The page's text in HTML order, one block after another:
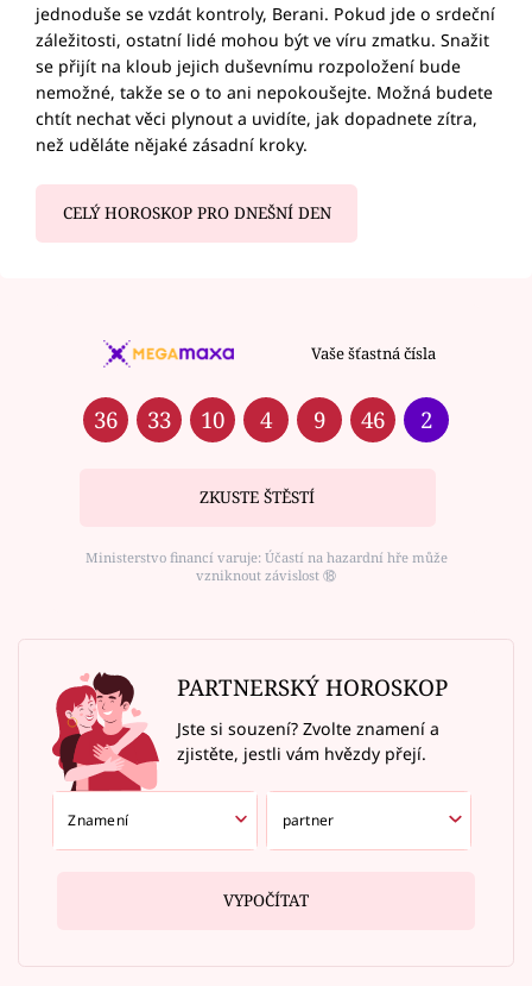
jednoduše se vzdát kontroly, Berani. Pokud jde o srdeční
záležitosti, ostatní lidé mohou být ve víru zmatku. Snažit
se přijít na kloub jejich duševnímu rozpoložení bude
nemožné, takže se o to ani nepokoušejte. Možná budete
chtít nechat věci plynout a uvidíte, jak dopadnete zítra,
než uděláte nějaké zásadní kroky.
CELÝ HOROSKOP PRO DNEŠNÍ DEN
Vaše šťastná čísla
36 33 10 4 9 46 2
ZKUSTE ŠTĚSTÍ
Ministerstvo financí varuje: Účastí na hazardní hře může
vzniknout závislost ⑱
PARTNERSKÝ HOROSKOP
Jste si souzení? Zvolte znamení a
zjistěte, jestli vám hvězdy přejí.
VYPOČÍTAT